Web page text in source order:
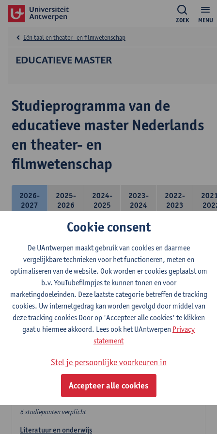
MENU
ZOEK
EDUCATIEVE MASTER
Eén taal en theater- en filmwetenschap
Studieprogramma van de
educatieve master Nederlands
en theater- en
filmwetenschap
2026-
2027
2025-
2026
2024-
2025
2023-
2024
2022-
2023
- Optie A : je kiest twee vakdidactieken
- Optie B: je kiest één vakdidactiek en een profilering
In de domeincomponent neem je 60 studiepunten op:
- 1 verplicht algemeen opleidingsonderdeel van 6 studiepunten,
- 24 of 30 studiepunten Nederlands en telkens minimum 6
studiepunten per deeldomein,
- 24 of 30 studiepunten theater- en filmwetenschap.
Verplicht algemeen opleidingsonderdeel
Deze 6 verplichte studiepunten tellen mee in de
domeincomponent van een van de gekozen talen.
Verplicht algemeen opleidingsonderdeel
6 studiepunten verplicht
Literatuur en onderwijs
Cookie consent
De UAntwerpen maakt gebruik van cookies en daarmee
vergelijkbare technieken voor het functioneren, meten en
optimaliseren van de website. Ook worden er cookies geplaatst om
b.v. YouTubefilmpjes te kunnen tonen en voor
marketingdoeleinden. Deze laatste categorie betreffen de tracking
cookies. Uw internetgedrag kan worden gevolgd door middel van
deze tracking cookies Door op 'Accepteer alle cookies' te klikken
gaat u hiermee akkoord. Lees ook het UAntwerpen Privacy
statement
Stel je persoonlijke voorkeuren in
Accepteer alle cookies